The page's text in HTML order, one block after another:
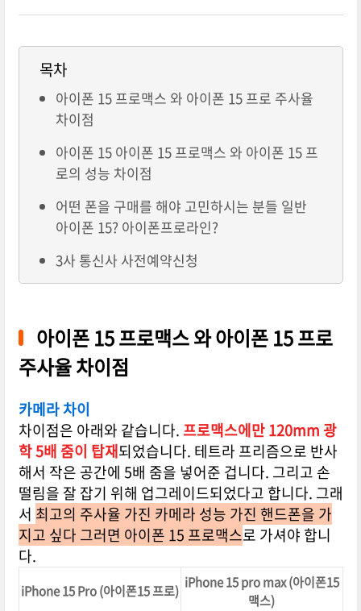
목차
아이폰 15 프로맥스 와 아이폰 15 프로 주사율
차이점
아이폰 15 아이폰 15 프로맥스 와 아이폰 15 프
로의 성능 차이점
어떤 폰을 구매를 해야 고민하시는 분들 일반
아이폰 15? 아이폰프로라인?
3사 통신사 사전예약신청
아이폰 15 프로맥스 와 아이폰 15 프로
주사율 차이점
카메라 차이
차이점은 아래와 같습니다. 프로맥스에만 120mm 광
학 5배 줌이 탑재되었습니다. 테트라 프리즘으로 반사
해서 작은 공간에 5배 줌을 넣어준 겁니다. 그리고 손
떨림을 잘 잡기 위해 업그레이드되었다고 합니다. 그래
서 최고의 주사율 가진 카메라 성능 가진 핸드폰을 가
지고 싶다 그러면 아이폰 15 프로맥스로 가셔야 합니
다.
iPhone 15 Pro (아이폰15 프로) iPhone 15 pro max (아이폰15
맥스)